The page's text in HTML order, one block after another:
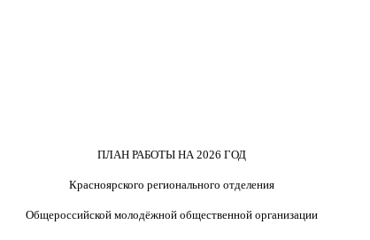
ПЛАН РАБОТЫ НА 2026 ГОД
Красноярского регионального отделения
Общероссийской молодёжной общественной организации